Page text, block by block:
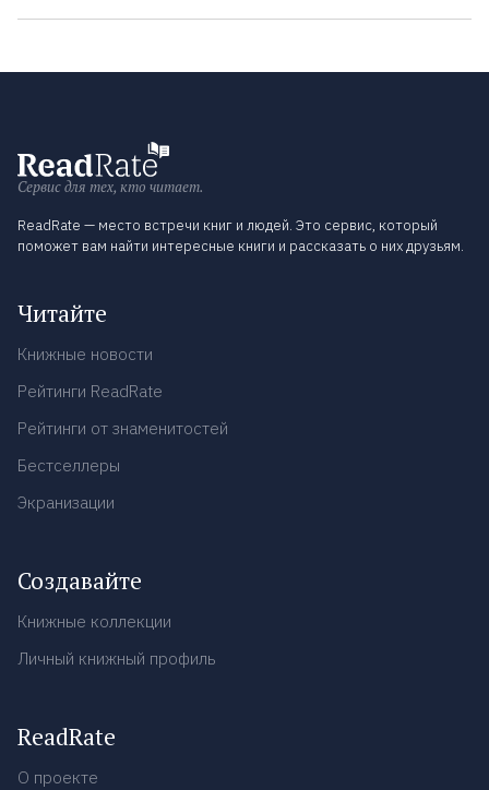
Сервис для тех, кто читает.
ReadRate — место встречи книг и людей. Это сервис, который
поможет вам найти интересные книги и рассказать о них друзьям.
Читайте
Книжные новости
Рейтинги ReadRate
Рейтинги от знаменитостей
Бестселлеры
Экранизации
Создавайте
Книжные коллекции
Личный книжный профиль
ReadRate
О проекте